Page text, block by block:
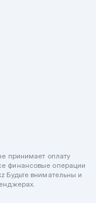
принимает оплату
финансовые операции
Будьте внимательны и